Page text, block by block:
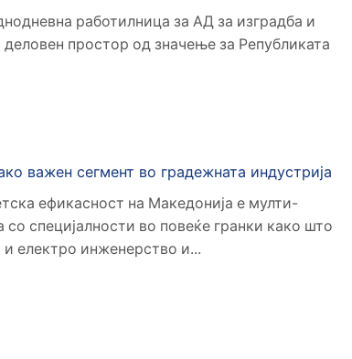
работилница за АД за изградба и
простор од значење за Републиката
важен сегмент во градежната индустрија
ефикасност на Македонија е мулти-
со специјалности во повеќе гранки како што
електро инженерство и...